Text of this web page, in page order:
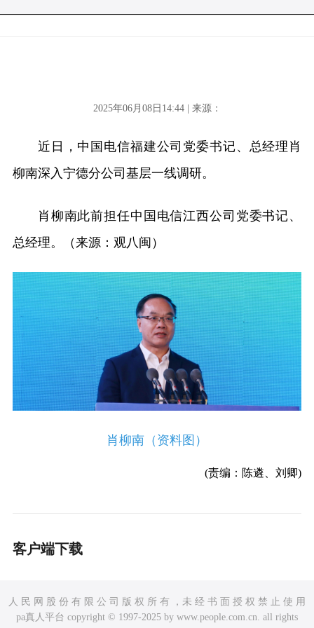
2025年06月08日14:44 | 来源：
近日，中国电信福建公司党委书记、总经理肖
柳南深入宁德分公司基层一线调研。
肖柳南此前担任中国电信江西公司党委书记、
总经理。（来源：观八闽）
肖柳南（资料图）
(责编：陈遴、刘卿)
客户端下载
人 民 网 股 份 有 限 公 司 版 权 所 有 ，未 经 书 面 授 权 禁 止 使 用
pa真人平台 copyright © 1997-2025 by www.people.com.cn. all rights